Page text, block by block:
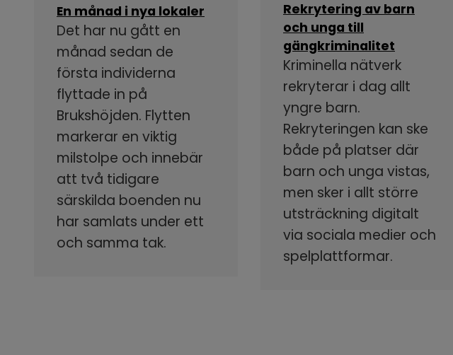
En månad i nya lokaler
Det har nu gått en
månad sedan de
första individerna
flyttade in på
Brukshöjden. Flytten
markerar en viktig
milstolpe och innebär
att två tidigare
särskilda boenden nu
har samlats under ett
och samma tak.
Rekrytering av barn
och unga till
gängkriminalitet
Kriminella nätverk
rekryterar i dag allt
yngre barn.
Rekryteringen kan ske
både på platser där
barn och unga vistas,
men sker i allt större
utsträckning digitalt
via sociala medier och
spelplattformar.